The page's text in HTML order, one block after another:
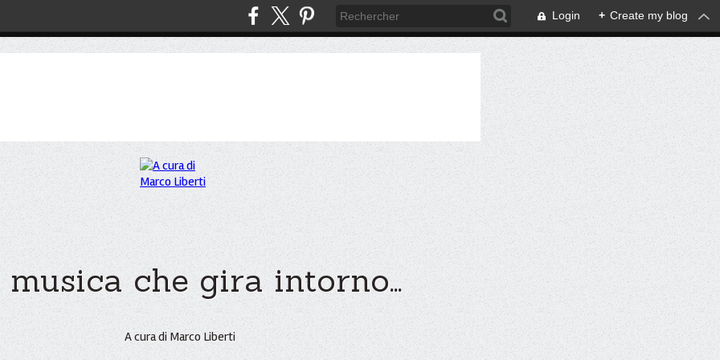
Login + Create my blog
che gira intorno...
A cura di Marco Liberti